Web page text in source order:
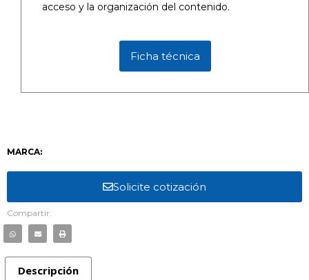
acceso y la organización del contenido.
Ficha técnica
MARCA:
Solicite cotización
Compartir:
Descripción